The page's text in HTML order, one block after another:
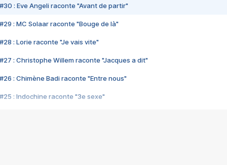
#30 : Eve Angeli raconte "Avant de partir"
#29 : MC Solaar raconte "Bouge de là"
#28 : Lorie raconte "Je vais vite"
#27 : Christophe Willem raconte "Jacques a dit"
#26 : Chimène Badi raconte "Entre nous"
#25 : Indochine raconte "3e sexe"